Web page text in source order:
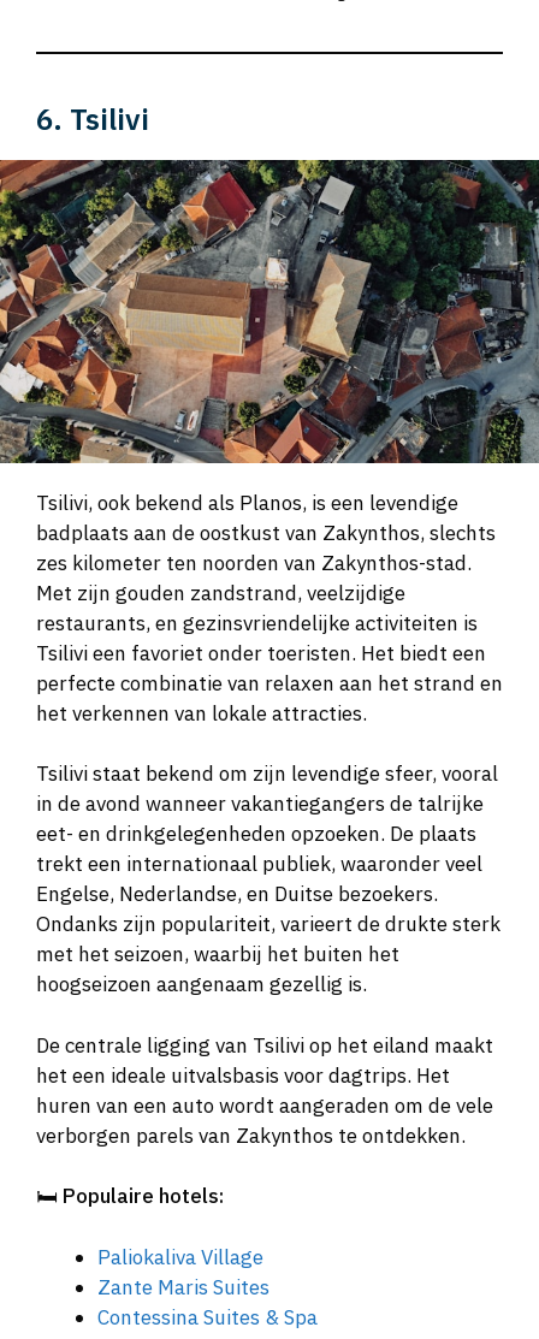
6. Tsilivi
Tsilivi, ook bekend als Planos, is een levendige
badplaats aan de oostkust van Zakynthos, slechts
zes kilometer ten noorden van Zakynthos-stad.
Met zijn gouden zandstrand, veelzijdige
restaurants, en gezinsvriendelijke activiteiten is
Tsilivi een favoriet onder toeristen. Het biedt een
perfecte combinatie van relaxen aan het strand en
het verkennen van lokale attracties.
Tsilivi staat bekend om zijn levendige sfeer, vooral
in de avond wanneer vakantiegangers de talrijke
eet- en drinkgelegenheden opzoeken. De plaats
trekt een internationaal publiek, waaronder veel
Engelse, Nederlandse, en Duitse bezoekers.
Ondanks zijn populariteit, varieert de drukte sterk
met het seizoen, waarbij het buiten het
hoogseizoen aangenaam gezellig is.
De centrale ligging van Tsilivi op het eiland maakt
het een ideale uitvalsbasis voor dagtrips. Het
huren van een auto wordt aangeraden om de vele
verborgen parels van Zakynthos te ontdekken.
🛏️ Populaire hotels:
Paliokaliva Village
Zante Maris Suites
Contessina Suites & Spa